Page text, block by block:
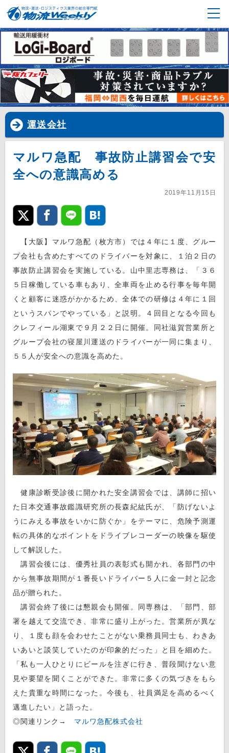
運送会社
マルワ急配 事故防止講習会で安
全への意識高める
2019年11月15日
【大阪】マルワ急配（枚方市）では４年に１度、グルー
プ会社も含めたすべてのドライバーを対象に、１泊２日の
事故防止講習会を実施している。山中里志専務は、「３６
５日稼働している車もあり、全車両を止める行事を毎年開
くと顧客に迷惑がかかるため、全体での研修は４年に１回
というスパンでやっている」と説明。４回目となる今回も
クレフィール湖東で９月２２日に開催。同社滋賀営業所と
グループ会社の寝屋川運送のドライバーが一同に集まり、
５５人が安全への意識を高めた。
健康診断受診後に開かれた安全講習会では、講師に招い
た日本交通事故鑑識研究所の長森紀紘氏が、「防げないよ
うにみえる事故をいかに防ぐか」をテーマに、危険予測運
転の具体的なポイントをドライブレコーダーの映像を駆使
して解説した。
講習会後には、優秀社員の表彰式も開かれ、各部門の中
から無事故期間が１番長いドライバー５人に金一封と記念
品が贈られた。
講習会終了後には懇親会も開催。同専務は、「部門、部
署を越えて交流でき、非常に盛り上がった。営業所が異な
り、１度も顔を会わせたことがない乗務員同士も、わきあ
いあいと談笑していたのが印象的だった」と目を細めた。
「私も一人ひとりにビールを注ぎに行き、普段聞けない意
見や要望を聞くことができた。非常に多くの気づきをもら
えた貴重な時間になった。今後も、社員満足を高めるべく
邁進したい」と語った。
◎関連リンク→ マルワ急配株式会社